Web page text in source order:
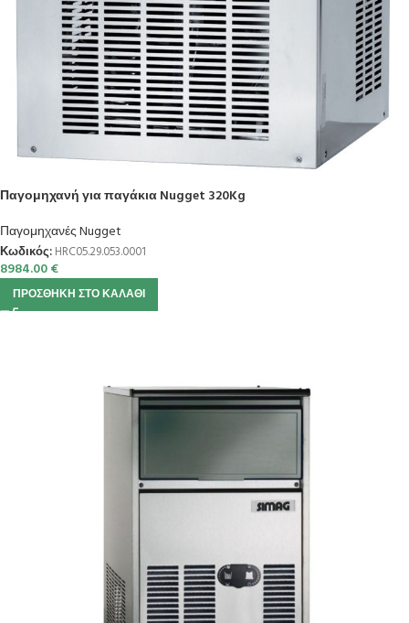
Παγομηχανή για παγάκια Nugget 320Kg
Παγομηχανές Nugget
Κωδικός: HRC05.29.053.0001
8984.00€
ΠΡΟΣΘΉΚΗ ΣΤΟ ΚΑΛΆΘΙ